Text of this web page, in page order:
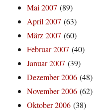
Mai 2007 (89)
April 2007 (63)
März 2007 (60)
Februar 2007 (40)
Januar 2007 (39)
Dezember 2006 (48)
November 2006 (62)
Oktober 2006 (38)